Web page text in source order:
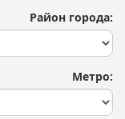
Район города:
Метро: